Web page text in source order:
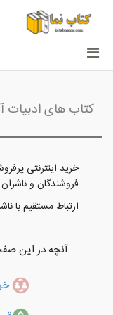
کتاب های ادبیات
خرید اینترنتی
فروشندگان و
ارتباط مستقیم با
آنچه در این